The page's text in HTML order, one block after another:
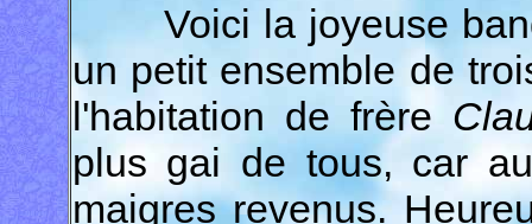
Voici la joyeuse
un petit ensemble de
l'habitation de frère
plus gai de tous, car
maigres revenus.